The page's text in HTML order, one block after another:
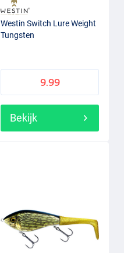
Westin Switch Lure Weight
Tungsten
9.99
Bekijk